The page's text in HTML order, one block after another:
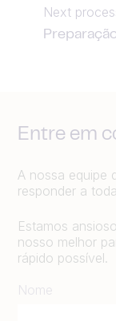
Next
Entre em
A nossa equipe
responder a
Estamos
nosso melhor
rápido possível.
Nome